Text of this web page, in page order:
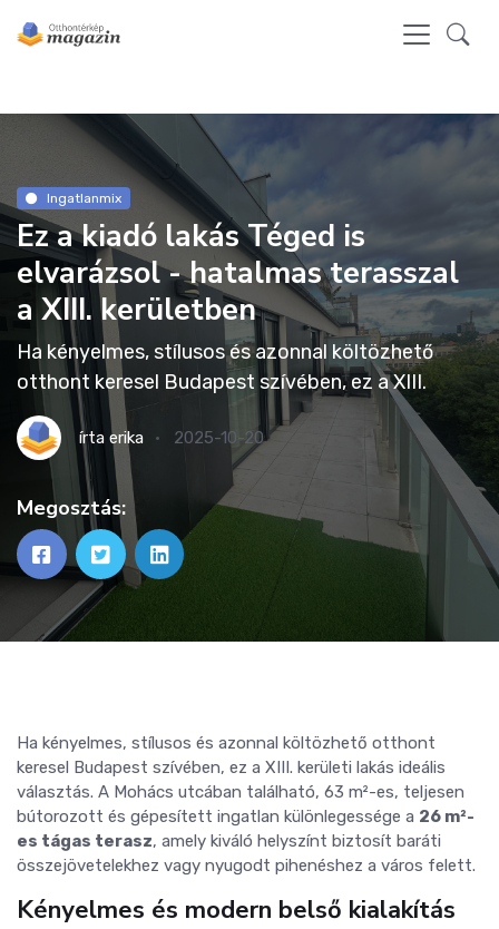
Ingatlanmix
Ez a kiadó lakás Téged is
elvarázsol - hatalmas terasszal
a XIII. kerületben
Ha kényelmes, stílusos és azonnal költözhető
otthont keresel Budapest szívében, ez a XIII.
írta erika 2025-10-20
Megosztás:
Ha kényelmes, stílusos és azonnal költözhető otthont
keresel Budapest szívében, ez a XIII. kerületi lakás ideális
választás. A Mohács utcában található, 63 m²-es, teljesen
bútorozott és gépesített ingatlan különlegessége a 26 m²-
es tágas terasz, amely kiváló helyszínt biztosít baráti
összejövetelekhez vagy nyugodt pihenéshez a város felett.
Kényelmes és modern belső kialakítás